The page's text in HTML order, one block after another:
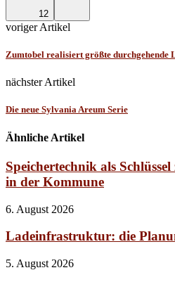
12
voriger Artikel
Zumtobel realisiert größte durchgehende
nächster Artikel
Die neue Sylvania Areum Serie
Ähnliche Artikel
Speichertechnik als
in der Kommune
6. August 2026
Ladeinfrastruktur: die
5. August 2026